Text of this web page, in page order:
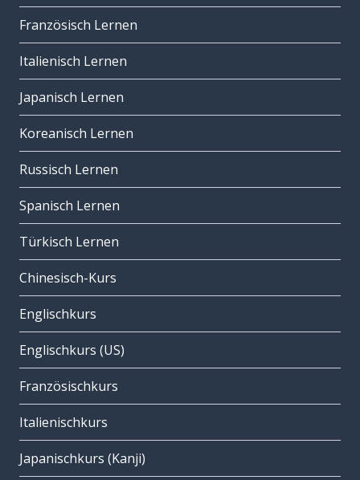
Französisch Lernen
Italienisch Lernen
Japanisch Lernen
Koreanisch Lernen
Russisch Lernen
Spanisch Lernen
Türkisch Lernen
Chinesisch-Kurs
Englischkurs
Englischkurs (US)
Französischkurs
Italienischkurs
Japanischkurs (Kanji)